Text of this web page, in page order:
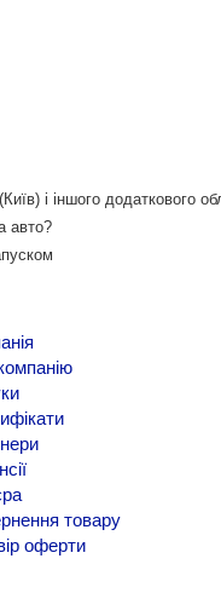
і іншого додаткового
авто?
товару
оферти